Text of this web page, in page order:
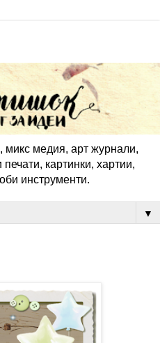
микс медия, арт журнали,
картинки, хартии,
инструменти.
▼